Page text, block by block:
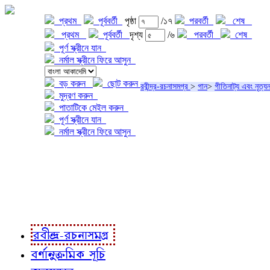
প্রথম পূর্ববর্তী পৃষ্ঠা /১৭ পরবর্তী
শেষ
প্রথম
পূর্ববর্তী দৃশ্য /৬ পরবর্তী
শেষ
পূর্ণ স্ক্রীনে যান
নর্মাল স্ক্রীনে ফিরে আসুন
বড় করুন
ছোট করুন
মুদ্রণ করুন
পাতাটিকে মেইল করুন
পূর্ণ স্ক্রীনে যান
নর্মাল স্ক্রীনে ফিরে আসুন
রবীন্দ্র-রচনাসমগ্র > গান> গীতিনাট্য এবং
রবীন্দ্র-রচনাসমগ্র
বর্ণানুক্রমিক সূচি